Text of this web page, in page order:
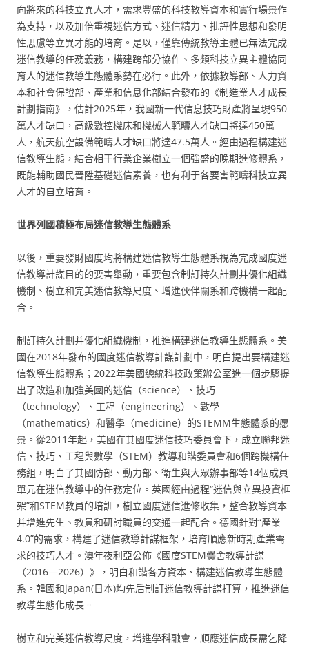
向將來的科技立異人才，需求豐盛的科技教導資本和實行場景作
為支持，以及加倍重視迷信方式、迷信精力、批評性思想和發明
性思慮等立異才能的培育。是以，僅靠傳統教導主體已無法完成
迷信教導的任務義務，構建跨部分協作、多類科技立異主體協同
育人的迷信教導生態體系勢在必行。此外，依據教導部、人力資
本和社會保證部、產業和信息化部結合發布的《制造業人才成長
計劃指南》，估計2025年，我國新一代信息技巧財產將呈現950
萬人才缺口，高級數控機床和機械人範疇人才缺口將達450萬
人，航天航空設備範疇人才缺口將達47.5萬人。經由過程構建迷
信教導生態，結合相干行業企業樹立一個強盛的晚期進修體系，
既能輔助國民晉陞基礎迷信素養，也有利于各要害範疇科技立異
人才的自立培育。
世界列國積極布局迷信教導生態體系
以後，重要發財國度均將構建迷信教導生態體系視為完成國度迷
信教導計謀目的的要害舉動，重要包含制訂持久計劃并優化組織
機制、樹立和完美迷信教導尺度、增進伙伴關系和跨機構一起配
合。
制訂持久計劃并優化組織機制，推進構建迷信教導生態體系。美
國在2018年發布的國度迷信教導計謀計劃中，明白提出要構建迷
信教導生態體系；2022年美國總統科技政策辦公室進一個步驟提
出了改造和加強美國的迷信（science）、技巧
（technology）、工程（engineering）、數學
（mathematics）和醫學（medicine）的STEMM生態體系的愿
景。從2011年起，美國在其國度迷信技巧委員會下，成立聯邦迷
信、技巧、工程與數學（STEM）教導和諧委員會和6個跨機構任
務組，明白了其國防部、動力部、衛生與大眾辦事部等14個成員
單元在迷信教導中的任務定位。英國經由過程“迷信與立異投資框
架”和STEM教員的培訓，樹立國度迷信進修收集，整合教導資本
并增進先生、教員和研討職員的交通一起配合。德國針對“產業
4.0”的需求，構建了迷信教導計謀框架，培育順應新時期產業需
求的技巧人才。澳年夜利亞公佈《國度STEM黌舍教導計謀
（2016—2026）》，明白和諧各方資本、構建迷信教導生態體
系。韓國和japan(日本)均先后制訂迷信教導計謀打算，推進迷信
教導生態化成長。
樹立和完美迷信教導尺度，增進學科融會，順應迷信成長需乞降